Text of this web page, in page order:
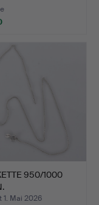
950/1000
1. Mai 2026